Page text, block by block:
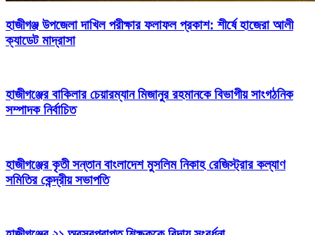
হাজীগঞ্জ উপজেলা দাখিল পরীক্ষার ফলাফল প্রকাশ: শীর্ষে হাজেরা আলী
ক্যাডেট মাদ্রাসা
হাজীগঞ্জের বাকিলার চেয়ারম্যান মিজানুর রহমানকে বিভাগীয় সাংগঠনিক
সম্পাদক নির্বাচিত
হাজীগঞ্জের কৃতী সন্তান বাংলাদেশ মুসলিম নিকাহ রেজিস্ট্রার কল্যাণ
সমিতির কেন্দ্রীয় সভাপতি